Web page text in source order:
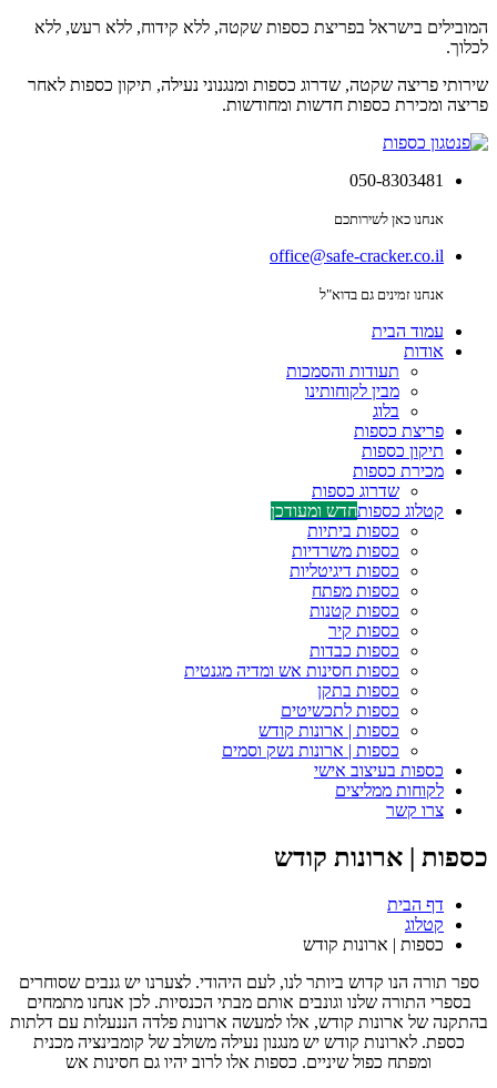
המובילים בישראל בפריצת כספות שקטה, ללא קידוח, ללא רעש, ללא
לכלוך.
שירותי פריצה שקטה, שדרוג כספות ומנגנוני נעילה, תיקון כספות לאחר
פריצה ומכירת כספות חדשות ומחודשות.
050-8303481
אנחנו כאן לשירותכם
office@safe-cracker.co.il
אנחנו זמינים גם בדוא"ל
עמוד הבית
אודות
תעודות והסמכות
מבין לקוחותינו
בלוג
פריצת כספות
תיקון כספות
מכירת כספות
שדרוג כספות
קטלוג כספותחדש ומעודכן
כספות ביתיות
כספות משרדיות
כספות דיגיטליות
כספות מפתח
כספות קטנות
כספות קיר
כספות כבדות
כספות חסינות אש ומדיה מגנטית
כספות בתקן
כספות לתכשיטים
כספות | ארונות קודש
כספות | ארונות נשק וסמים
כספות בעיצוב אישי
לקוחות ממליצים
צרו קשר
כספות | ארונות קודש
דף הבית
קטלוג
כספות | ארונות קודש
ספר תורה הנו קדוש ביותר לנו, לעם היהודי. לצערנו יש גנבים שסוחרים
בספרי התורה שלנו וגונבים אותם מבתי הכנסיות. לכן אנחנו מתמחים
בהתקנה של ארונות קודש, אלו למעשה ארונות פלדה הננעלות עם דלתות
כספת. לארונות קודש יש מנגנון נעילה משולב של קומבינציה מכנית
ומפתח כפול שיניים. כספות אלו לרוב יהיו גם חסינות אש